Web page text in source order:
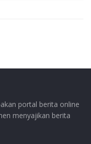
portal berita online
menyajikan berita